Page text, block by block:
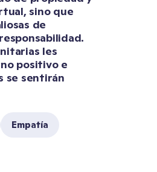
sino que
de
les
positivo e
se sentirán
Empatía